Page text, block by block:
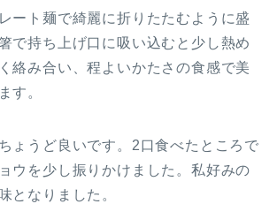
ート麺で綺麗に折りたたむように盛
で持ち上げ口に吸い込むと少し熱め
絡み合い、程よいかたさの食感で美
す。
ょうど良いです。2口食べたところで
ウを少し振りかけました。私好みの
となりました。